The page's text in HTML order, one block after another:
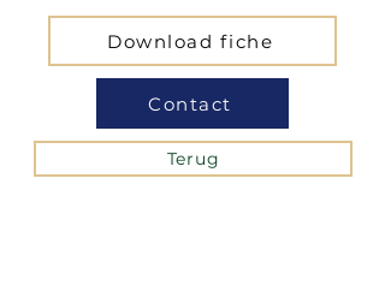
Download fiche
Contact
Terug